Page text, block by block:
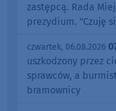
zastępcą. Rada
prezydium. "Czuję
czwartek, 06.08.2026
uszkodzony przez
sprawców, a
bramownicy